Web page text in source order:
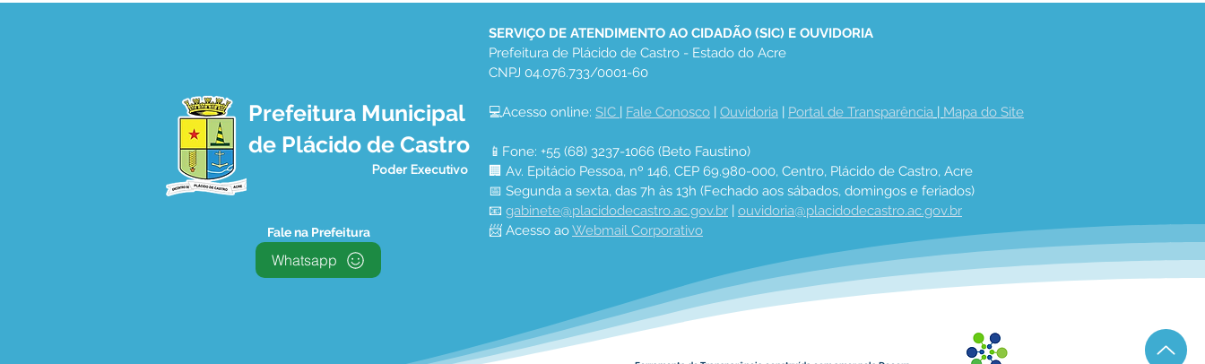
Prefeitura Municipal
de Plácido de Castro
Poder Executivo
Fale na Prefeitura
Whatsapp
SERVIÇO DE ATENDIMENTO AO CIDADÃO (SIC) E OUVIDORIA
Prefeitura de Plácido de Castro - Estado do Acre
CNPJ 04.076.733/0001-60
💻Acesso online: SIC | Fale Conosco | Ouvidoria | Portal de Transparência | Mapa do Site
📱Fone: +55 (68) 3237-1066 (Beto Faustino)
🏢 Av. Epitácio Pessoa, nº 146, CEP 69.980-000, Centro, Plácido de Castro, Acre
📅 Segunda a sexta, das 7h às 13h (Fechado aos sábados, domingos e feriados)
📧 gabinete@placidodecastro.ac.gov.br | ouvidoria@placidodecastro.ac.gov.br
📨 Acesso ao Webmail Corporativo